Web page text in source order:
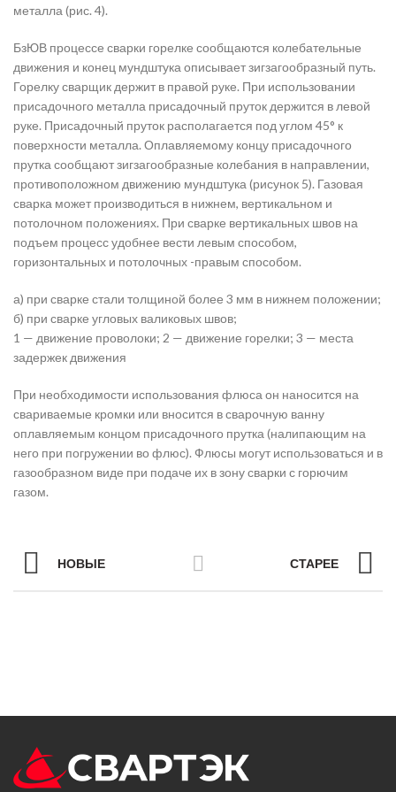
металла (рис. 4).
БзЮВ процессе сварки горелке сообщаются колебательные
движения и конец мундштука описывает зигзагообразный путь.
Горелку сварщик держит в правой руке. При использовании
присадочного металла присадочный пруток держится в левой
руке. Присадочный пруток располагается под углом 45° к
поверхности металла. Оплавляемому концу присадочного
прутка сообщают зигзагообразные колебания в направлении,
противоположном движению мундштука (рисунок 5). Газовая
сварка может производиться в нижнем, вертикальном и
потолочном положениях. При сварке вертикальных швов на
подъем процесс удобнее вести левым способом,
горизонтальных и потолочных -правым способом.
а) при сварке стали толщиной более 3 мм в нижнем положении;
б) при сварке угловых валиковых швов;
1 — движение проволоки; 2 — движение горелки; 3 — места
задержек движения
При необходимости использования флюса он наносится на
свариваемые кромки или вносится в сварочную ванну
оплавляемым концом присадочного прутка (налипающим на
него при погружении во флюс). Флюсы могут использоваться и в
газообразном виде при подаче их в зону сварки с горючим
газом.
НОВЫЕ СТАРЕЕ